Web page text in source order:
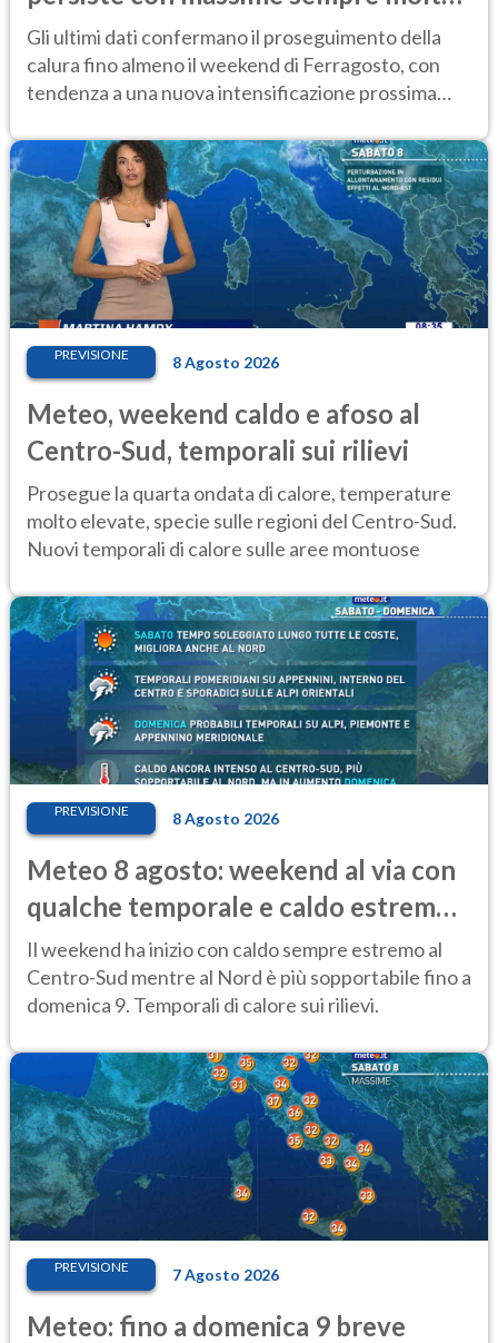
elevate
Gli ultimi dati confermano il proseguimento della
calura fino almeno il weekend di Ferragosto, con
tendenza a una nuova intensificazione prossima
PREVISIONE 8 Agosto 2026
Meteo, weekend caldo e afoso al
Centro-Sud, temporali sui rilievi
Prosegue la quarta ondata di calore, temperature
molto elevate, specie sulle regioni del Centro-Sud.
Nuovi temporali di calore sulle aree montuose
PREVISIONE 8 Agosto 2026
Meteo 8 agosto: weekend al via con
qualche temporale e caldo estremo
al Centro-Sud
Il weekend ha inizio con caldo sempre estremo al
Centro-Sud mentre al Nord è più sopportabile fino a
domenica 9. Temporali di calore sui rilievi.
PREVISIONE 7 Agosto 2026
Meteo: fino a domenica 9 breve